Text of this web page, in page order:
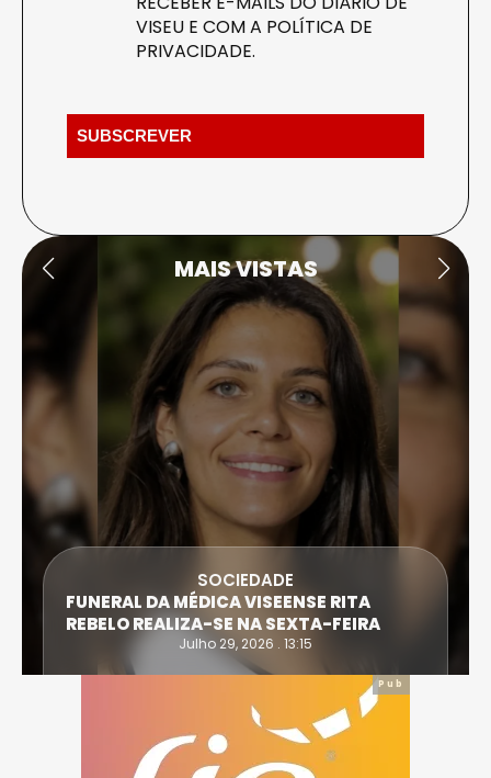
VISEU E COM A POLÍTICA DE
PRIVACIDADE.
MAIS VISTAS
SOCIEDADE
FUNERAL DA MÉDICA VISEENSE RITA
REBELO REALIZA-SE NA SEXTA-FEIRA
Julho 29, 2026 . 13:15
Pub